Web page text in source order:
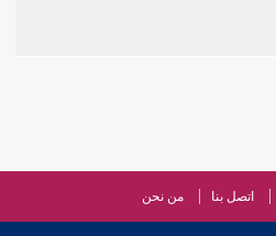
اتصل بنا من نحن